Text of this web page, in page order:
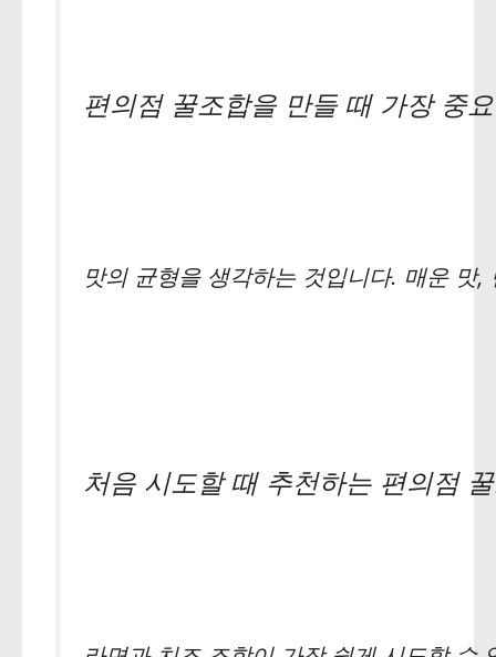
편의점 꿀조합을 만들 때 가장 중
맛의 균형을 생각하는 것입니다. 매운 맛
처음 시도할 때 추천하는 편의점